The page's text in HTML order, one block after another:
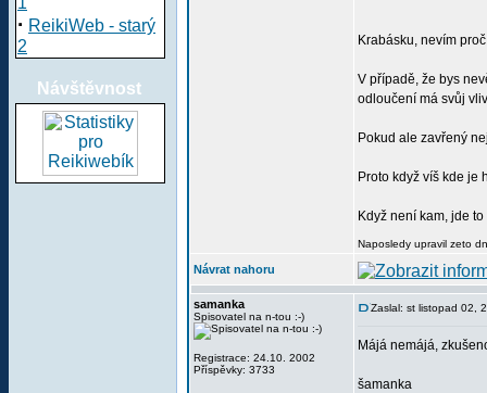
· ReikiWeb - starý
2
Návštěvnost
Krabásku, nevím
V případě, že bys
odloučení má svůj
Pokud ale zavřený
Proto když víš kde je
Když není kam, jde
Naposledy upravil zeto
Návrat nahoru
samanka
Spisovatel na n-tou :-)
Registrace: 24.10. 2002
Příspěvky: 3733
Zaslal: st listopad 02,
Májá nemájá,
šamanka